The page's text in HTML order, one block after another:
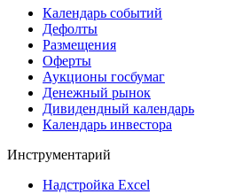
Дивидендный календарь
Календарь
Календарь событий
Дефолты
Размещения
Оферты
Денежный рынок
Календарь инвестора